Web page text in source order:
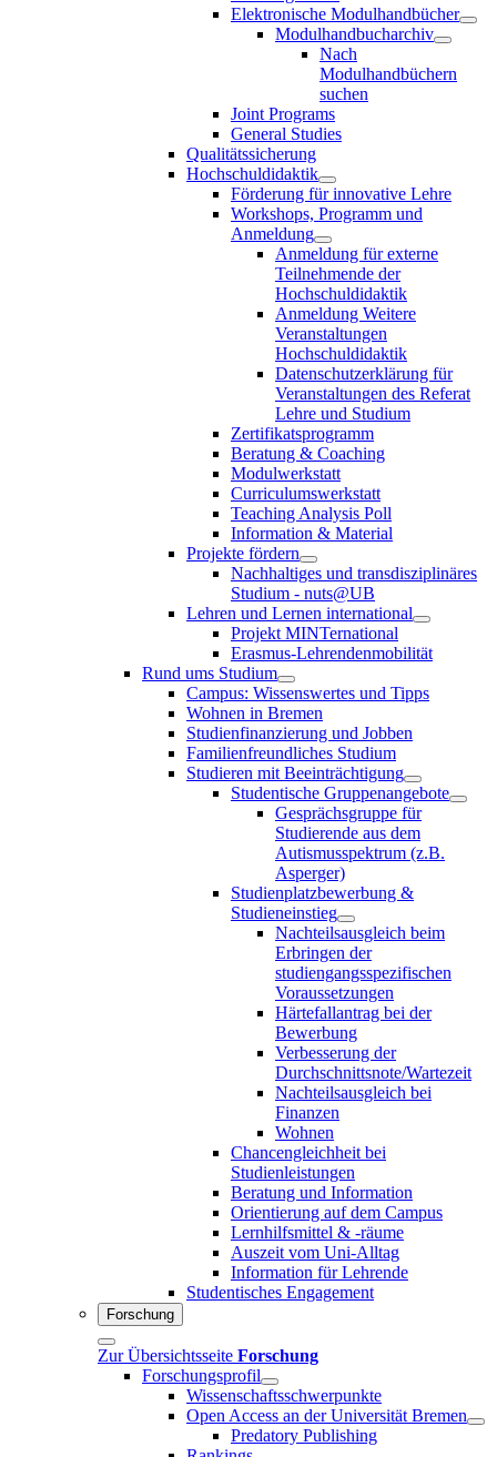
Elektronische Modulhandbücher
Modulhandbucharchiv
Nach
Modulhandbüchern
suchen
Joint Programs
General Studies
Qualitätssicherung
Hochschuldidaktik
Förderung für innovative Lehre
Workshops, Programm und
Anmeldung
Anmeldung für externe
Teilnehmende der
Hochschuldidaktik
Anmeldung Weitere
Veranstaltungen
Hochschuldidaktik
Datenschutzerklärung für
Veranstaltungen des Referat
Lehre und Studium
Zertifikatsprogramm
Beratung & Coaching
Modulwerkstatt
Curriculumswerkstatt
Teaching Analysis Poll
Information & Material
Projekte fördern
Nachhaltiges und transdisziplinäres
Studium - nuts@UB
Lehren und Lernen international
Projekt MINTernational
Erasmus-Lehrendenmobilität
Rund ums Studium
Campus: Wissenswertes und Tipps
Wohnen in Bremen
Studienfinanzierung und Jobben
Familienfreundliches Studium
Studieren mit Beeinträchtigung
Studentische Gruppenangebote
Gesprächsgruppe für
Studierende aus dem
Autismusspektrum (z.B.
Asperger)
Studienplatzbewerbung &
Studieneinstieg
Nachteilsausgleich beim
Erbringen der
studiengangsspezifischen
Voraussetzungen
Härtefallantrag bei der
Bewerbung
Verbesserung der
Durchschnittsnote/Wartezeit
Nachteilsausgleich bei
Finanzen
Wohnen
Chancengleichheit bei
Studienleistungen
Beratung und Information
Orientierung auf dem Campus
Lernhilfsmittel & -räume
Auszeit vom Uni-Alltag
Information für Lehrende
Studentisches Engagement
Forschung
Zur Übersichtsseite Forschung
Forschungsprofil
Wissenschaftsschwerpunkte
Open Access an der Universität Bremen
Predatory Publishing